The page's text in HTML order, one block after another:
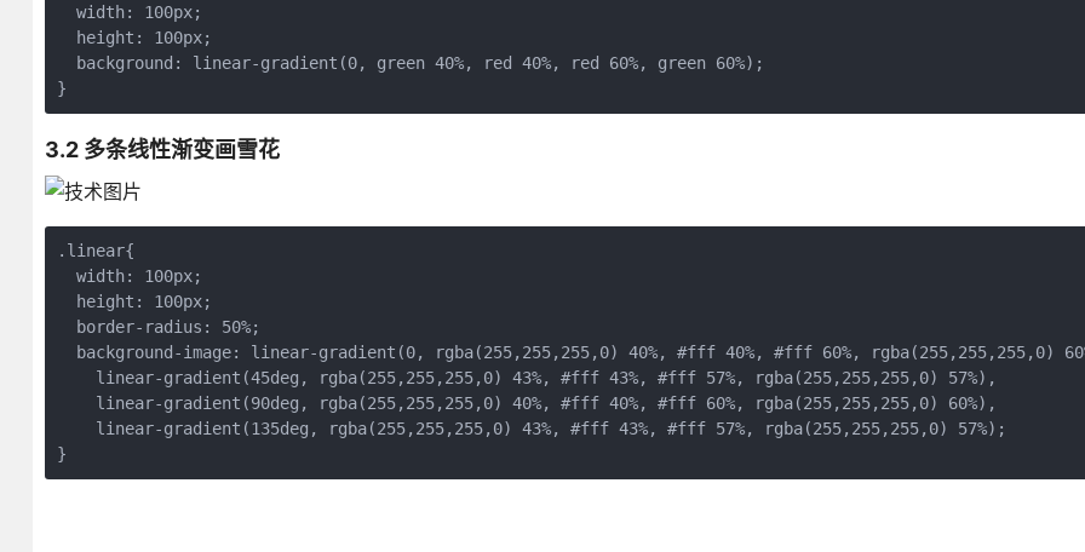
  width: 100px;
  height: 100px;
  background: linear-gradient(0, green 40%, red 40%, red 60%, green 60%);
3.2 多条线性渐变画雪花
.linear{
  width: 100px;
  height: 100px;
  border-radius: 50%;
background-image: linear-gradient(0, rgba(255,255,255,0) 40%, #fff 40%, #fff 60%, rgba(255,255,255,0)
    linear-gradient(45deg, rgba(255,255,255,0) 43%, #fff 43%, #fff 57%, rgba(255,255,255,0) 57%),
    linear-gradient(90deg, rgba(255,255,255,0) 40%, #fff 40%, #fff 60%, rgba(255,255,255,0) 60%),
    linear-gradient(135deg, rgba(255,255,255,0) 43%, #fff 43%, #fff 57%, rgba(255,255,255,0) 57%);
}